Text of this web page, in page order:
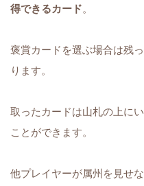
得できるカード。
褒賞カードを選ぶ場合は残
ります。
取ったカードは山札の上に
ことができます。
他プレイヤーが属州を見せ